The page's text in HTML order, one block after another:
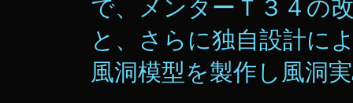
で、メンターＴ３４の
と、さらに独自設計に
風洞模型を製作し風洞